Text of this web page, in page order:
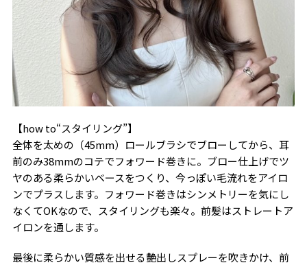
【how to“スタイリング”】
全体を太めの（45mm）ロールブラシでブローしてから、耳
前のみ38mmのコテでフォワード巻きに。ブロー仕上げでツ
ヤのある柔らかいベースをつくり、今っぽい毛流れをアイロ
ンでプラスします。フォワード巻きはシンメトリーを気にし
なくてOKなので、スタイリングも楽々。前髪はストレートア
イロンを通します。
最後に柔らかい質感を出せる艶出しスプレーを吹きかけ、前